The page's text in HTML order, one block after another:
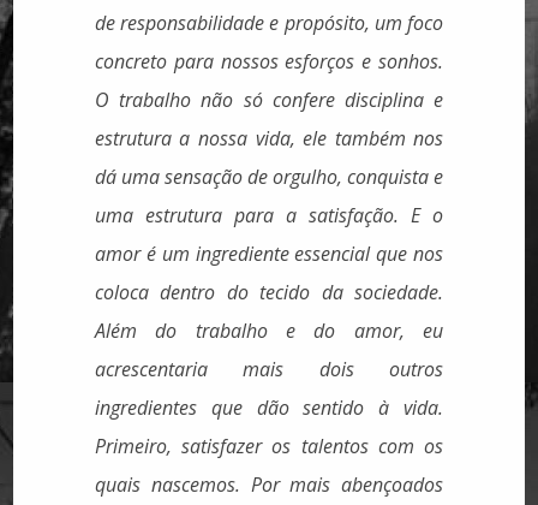
de responsabilidade e propósito, um foco
concreto para nossos esforços e sonhos.
O trabalho não só confere disciplina e
estrutura a nossa vida, ele também nos
dá uma sensação de orgulho, conquista e
uma estrutura para a satisfação. E o
amor é um ingrediente essencial que nos
coloca dentro do tecido da sociedade.
Além do trabalho e do amor, eu
acrescentaria mais dois outros
ingredientes que dão sentido à vida.
Primeiro, satisfazer os talentos com os
quais nascemos. Por mais abençoados